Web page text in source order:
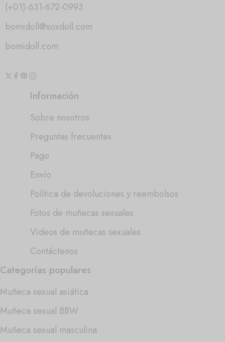
(+01)-631-672-0993
bomidoll@xoxdoll.com
bomidoll.com
Información
Sobre nosotros
Preguntas frecuentes
Pago
Envío
Política de devoluciones y reembolsos
Fotos de muñecas sexuales
Videos de muñecas sexuales
Contáctenos
Categorías populares
Muñeca sexual asiática
Muñeca sexual BBW
Muñeca sexual masculina